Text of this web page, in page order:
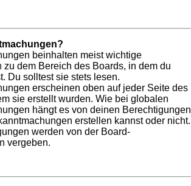
beinhalten meist wichtige
zu dem Bereich des Boards, in dem du
Du solltest sie stets lesen.
erscheinen oben auf jeder Seite des
sie erstellt wurden. Wie bei globalen
hängt es von deinen Berechtigungen
erstellen kannst oder nicht.
werden von der Board-
vergeben.